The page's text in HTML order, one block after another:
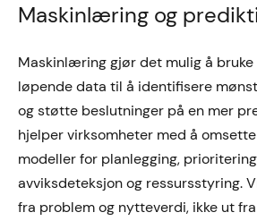
Maskinlæring og
Maskinlæring gjør det mulig å bruke
løpende data til å identifisere
og støtte beslutninger på en mer
hjelper virksomheter med å
modeller for planlegging,
avviksdeteksjon og ressursstyring.
fra problem og nytteverdi, ikke ut